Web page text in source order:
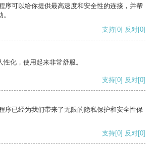
序可以给你提供最高速度和安全性的连接，并帮
支持[0] 反对[0]
化，使用起来非常舒服。
支持[0] 反对[0]
序已经为我们带来了无限的隐私保护和安全性保
支持[0] 反对[0]